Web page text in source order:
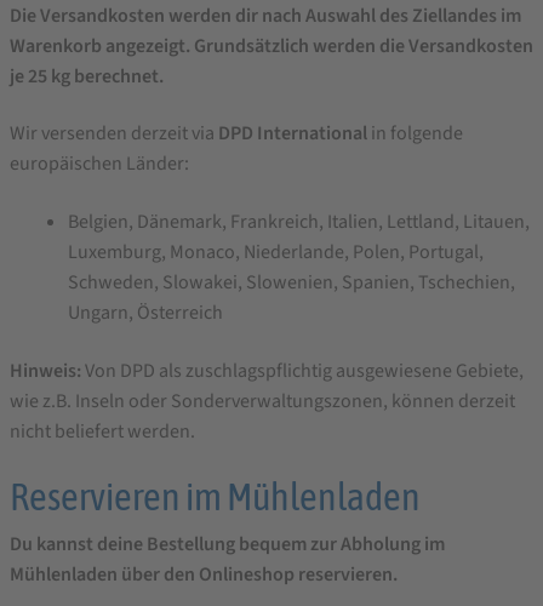
Die Versandkosten werden dir nach Auswahl des Ziellandes im
Warenkorb angezeigt. Grundsätzlich werden die Versandkosten
je 25 kg berechnet.
Wir versenden derzeit via DPD Internationalin folgende
europäischen Länder:
Belgien, Dänemark, Frankreich, Italien, Lettland, Litauen,
Luxemburg, Monaco, Niederlande, Polen, Portugal,
Schweden, Slowakei, Slowenien, Spanien, Tschechien,
Ungarn, Österreich
Hinweis:Von DPD als zuschlagspflichtig ausgewiesene Gebiete,
wie z.B. Inseln oder Sonderverwaltungszonen, können derzeit
nicht beliefert werden.
Reservieren im Mühlenladen
Du kannst deine Bestellung bequem zur Abholung im
Mühlenladen über den Onlineshop reservieren.